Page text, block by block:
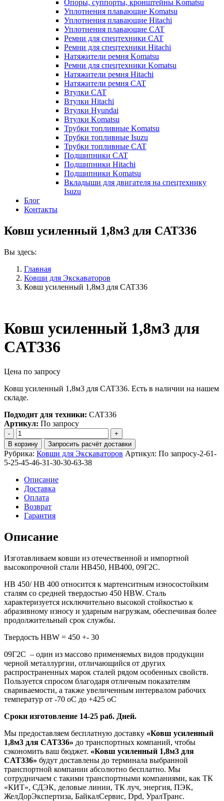
Опоры, суппорты, кронштейны Komatsu
Уплотнения плавающие Komatsu
Уплотнения плавающие Hitachi
Уплотнения плавающие CAT
Ремни для спецтехники CAT
Ремни для спецтехники Hitachi
Натяжители ремня Komatsu
Ремни для спецтехники Komatsu
Натяжители ремня Hitachi
Натяжители ремня CAT
Втулки CAT
Втулки Hitachi
Втулки Hyundai
Втулки Komatsu
Трубки топливные Komatsu
Трубки топливные Isuzu
Трубки топливные CAT
Подшипники CAT
Подшипники Hitachi
Подшипники Komatsu
Вкладыши для двигателя на спецтехнику
Isuzu
Блог
Контакты
Ковш усиленный 1,8м3 для CAT336
Вы здесь:
Главная
Ковши для Экскаваторов
Ковш усиленный 1,8м3 для CAT336
Ковш усиленный 1,8м3 для
CAT336
Цена по запросу
Ковш усиленный 1,8м3 для CAT336. Есть в наличии на нашем
складе.
Подходит для техники: CAT336
Артикул: По запросу
Количество
Ковш
усиленный
1,8м3
для
CAT336
В корзину Запросить расчёт доставки
Рубрика: Ковши для Экскаваторов Артикул: По запросу-2-61-
5-25-45-46-31-30-30-63-38
Описание
Доставка
Оплата
Возврат
Гарантия
Описание
Изготавливаем ковши из отечественной и импортной
высокопрочной стали HB450, HB400, 09Г2С.
HB 450/ HB 400 относится к мартенситным износостойким
сталям со средней твердостью 450 HBW. Сталь
характеризуется исключительно высокой стойкостью к
абразивному износу и ударным нагрузкам, обеспечивая более
продолжительный срок службы.
Твердость HBW = 450 +- 30
09Г2С – один из массово применяемых видов продукции
черной металлургии, отличающийся от других
распространенных марок сталей рядом особенных свойств.
Пользуется спросом благодаря отличным показателям
свариваемости, а также увеличенным интервалом рабочих
температур от -70 оС до +425 оС
Сроки изготовление 14-25 раб. Дней.
Мы предоставляем бесплатную доставку «Ковш усиленный
1,8м3 для CAT336» до транспортных компаний, чтобы
сэкономить ваш бюджет. «Ковш усиленный 1,8м3 для
CAT336» будут доставлены до терминала выбранной
транспортной компании абсолютно бесплатно. Мы
сотрудничаем с такими транспортными компаниями, как ТК
«КИТ», СДЭК, деловые линии, ТК луч, энергия, ПЭК,
ЖелДорЭкспертиза, БайкалСервис, Dpd, УралТранс.